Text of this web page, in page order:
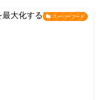
スーパーフード